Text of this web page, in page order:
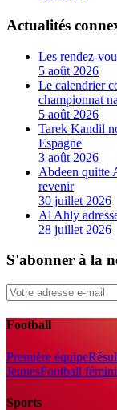
Actualités
Les rendez-
5 août 2026
Le calendrier
championnat
5 août 2026
Tarek Kandil
Espagne
3 août 2026
Abdeen quitte
revenir
30 juillet 2026
Al Ahly
28 juillet 2026
S'abonner à la
Football
Première équipe
JeunesFootball
Sports